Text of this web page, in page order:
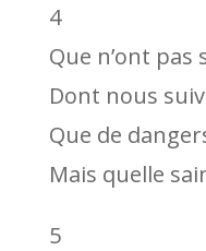
4
Que n’ont
Dont nous
Que de
Mais quelle
5